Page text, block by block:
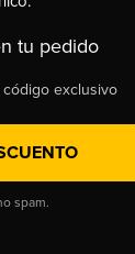
tu pedido
exclusivo
spam.
divino.
Año